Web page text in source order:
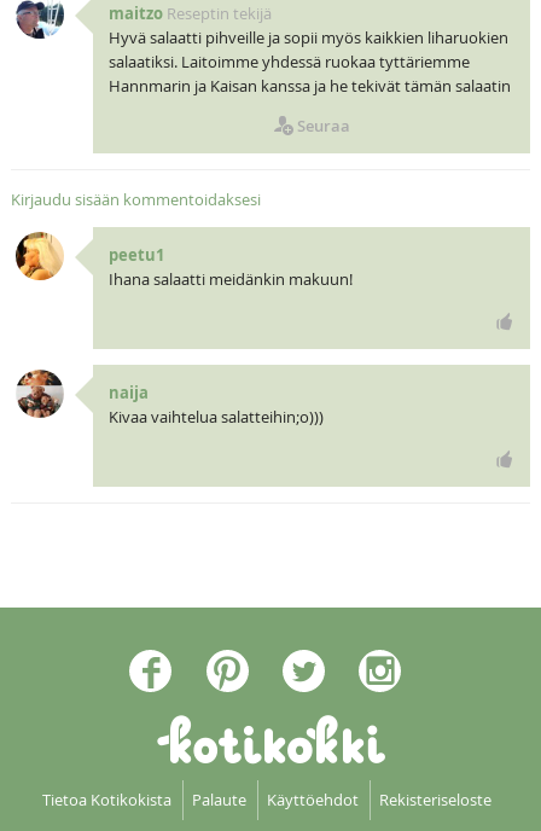
maitzo Reseptin tekijä
Hyvä salaatti pihveille ja sopii myös kaikkien liharuokien
salaatiksi. Laitoimme yhdessä ruokaa tyttäriemme
Hannmarin ja Kaisan kanssa ja he tekivät tämän salaatin
Seuraa
Kirjaudu sisään kommentoidaksesi
peetu1
Ihana salaatti meidänkin makuun!
naija
Kivaa vaihtelua salatteihin;o)))
Tietoa Kotikokista Palaute Käyttöehdot
Rekisteriseloste